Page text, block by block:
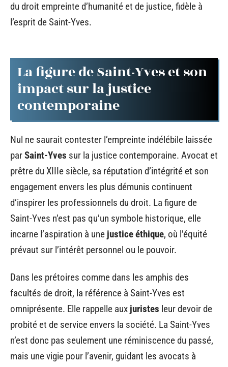
du droit empreinte d’humanité et de justice, fidèle à
l’esprit de Saint-Yves.
La figure de Saint-Yves et son
impact sur la justice
contemporaine
Nul ne saurait contester l’empreinte indélébile laissée
parSaint-Yves sur la justice contemporaine. Avocat et
prêtre du XIIIe siècle, sa réputation d’intégrité et son
engagement envers les plus démunis continuent
d’inspirer les professionnels du droit. La figure de
Saint-Yves n’est pas qu’un symbole historique, elle
incarne l’aspiration à une justice éthique, où l’équité
prévaut sur l’intérêt personnel ou le pouvoir.
Dans les prétoires comme dans les amphis des
facultés de droit, la référence à Saint-Yves est
omniprésente. Elle rappelle aux juristes leur devoir de
probité et de service envers la société. La Saint-Yves
n’est donc pas seulement une réminiscence du passé,
mais une vigie pour l’avenir, guidant les avocats à